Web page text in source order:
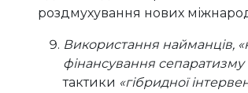
роздмухування нових
Використання найманців,
фінансування
тактики «гібридної